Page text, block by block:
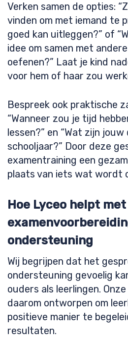
Verken samen de opties:
vinden om met iemand te
goed kan uitleggen?” of
idee om samen met
oefenen?” Laat je kind
voor hem of haar zou
Bespreek ook praktische
“Wanneer zou je tijd
lessen?” en “Wat zijn
schooljaar?” Door deze
examentraining een
plaats van iets wat wordt
Hoe Lyceo helpt met
ondersteuning
Wij begrijpen dat het
ondersteuning gevoelig
ouders als leerlingen. Onze
daarom ontworpen om
positieve manier te
resultaten.